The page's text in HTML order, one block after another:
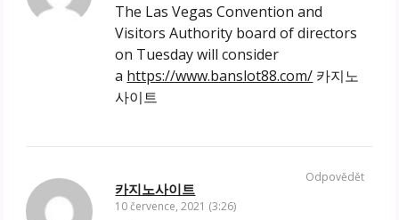
The Las Vegas Convention and
Visitors Authority board of directors
on Tuesday will consider
a https://www.banslot88.com/ 카지노
사이트
카지노사이트
10 července, 2021 (3:26)
Odpovědět